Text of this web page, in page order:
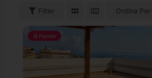
Filter
Ordina Per
Popular